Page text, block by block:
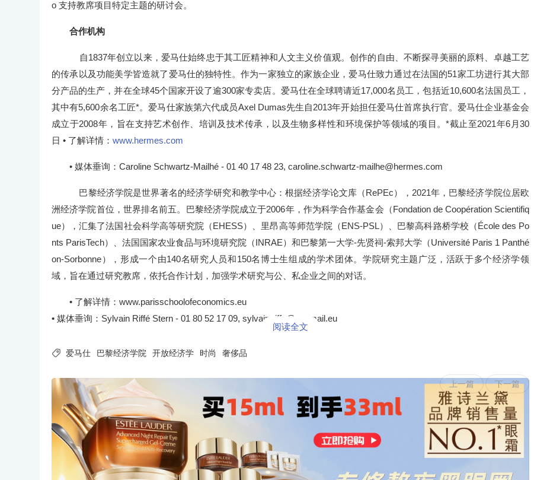
o 支持教席项目特定主题的研讨会。
合作机构
自1837年创立以来，爱马仕始终忠于其工匠精神和人文主义价值观。创作的自由、不断探寻美丽的原料、卓越工艺
的传承以及功能美学皆造就了爱马仕的独特性。作为一家独立的家族企业，爱马仕致力通过在法国的51家工坊进行其大部
分产品的生产，并在全球45个国家开设了逾300家专卖店。爱马仕在全球聘请近17,000名员工，包括近10,600名法国员工，
其中有5,600余名工匠*。爱马仕家族第六代成员Axel Dumas先生自2013年开始担任爱马仕首席执行官。爱马仕企业基金会
成立于2008年，旨在支持艺术创作、培训及技术传承，以及生物多样性和环境保护等领域的项目。*截止至2021年6月30
日 • 了解详情： www.hermes.com
• 媒体垂询：Caroline Schwartz-Mailhé - 01 40 17 48 23, caroline.schwartz-mailhe@hermes.com
巴黎经济学院是世界著名的经济学研究和教学中心：根据经济学论文库（RePEc），2021年，巴黎经济学院位居欧
洲经济学院首位，世界排名前五。巴黎经济学院成立于2006年，作为科学合作基金会（Fondation de Coopération Scientifiq
ue），汇集了法国社会科学高等研究院（EHESS）、里昂高等师范学院（ENS-PSL）、巴黎高科路桥学校（École des Po
nts ParisTech）、法国国家农业食品与环境研究院（INRAE）和巴黎第一大学-先贤祠-索邦大学（Université Paris 1 Panthé
on-Sorbonne），形成一个由140名研究人员和150名博士生组成的学术团体。学院研究主题广泛，活跃于多个经济学领
域，旨在通过研究教席，依托合作计划，加强学术研究与公、私企业之间的对话。
• 了解详情：www.parisschoolofeconomics.eu
• 媒体垂询：Sylvain Riffé Stern - 01 80 52 17 09, sylvain.riffe@psemail.eu
阅读全文
 爱马仕 巴黎经济学院 开放经济学 时尚 奢侈品
上一篇 下一篇